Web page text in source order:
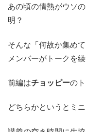
あの頃の情熱がウソ
明？
そんな「何故か集め
メンバーがトークを繰
前編はチョッピーの
どちらかというとミ